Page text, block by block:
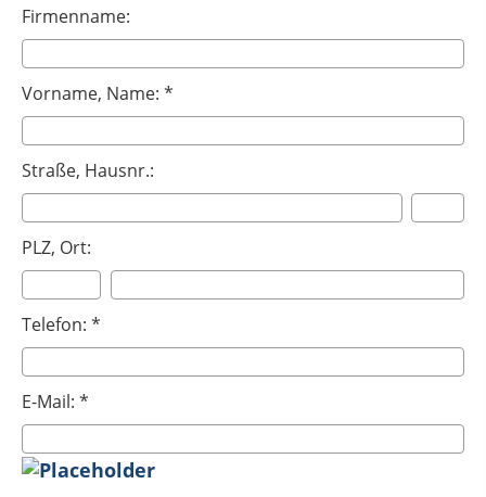
Firmenname:
Vorname, Name: *
Straße, Hausnr.:
PLZ, Ort:
Telefon: *
E-Mail: *